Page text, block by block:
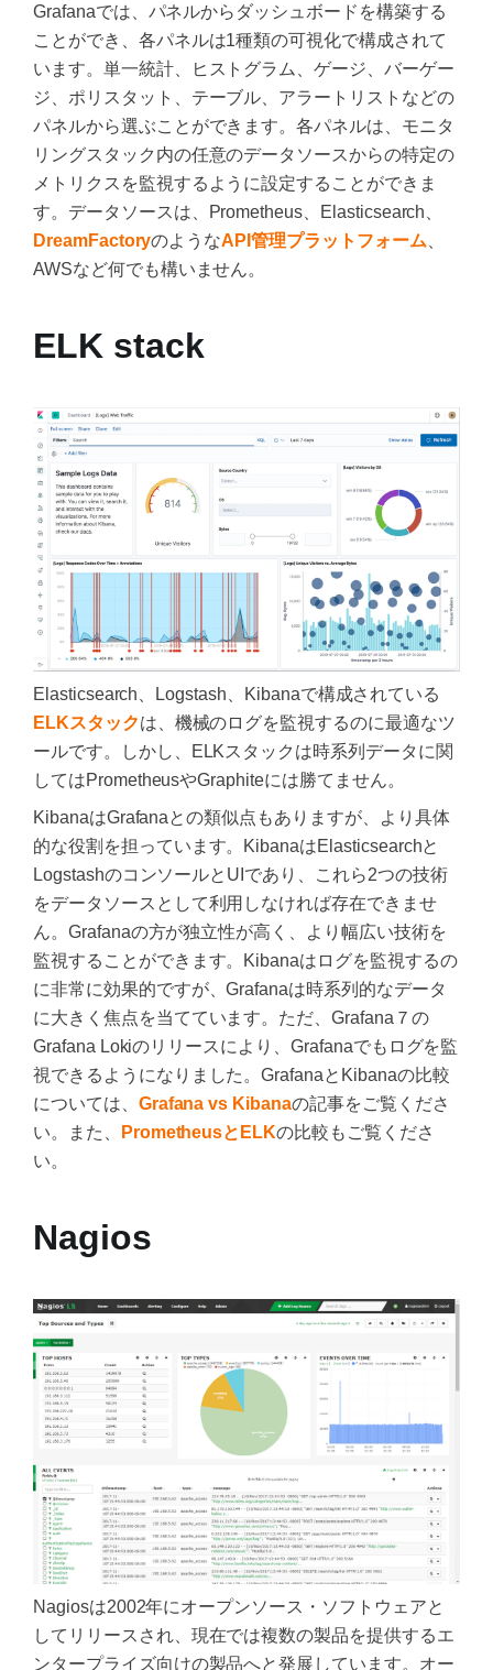
Grafanaでは、パネルからダッシュボードを構築する
ことができ、各パネルは1種類の可視化で構成されて
います。単一統計、ヒストグラム、ゲージ、バーゲー
ジ、ポリスタット、テーブル、アラートリストなどの
パネルから選ぶことができます。各パネルは、モニタ
リングスタック内の任意のデータソースからの特定の
メトリクスを監視するように設定することができま
す。データソースは、Prometheus、Elasticsearch、
DreamFactoryのようなAPI管理プラットフォーム
AWSなど何でも構いません。
ELK stack
Elasticsearch、Logstash、Kibanaで構成されている
ELKスタックは、機械のログを監視するのに最適なツ
ールです。しかし、ELKスタックは時系列データに関
してはPrometheusやGraphiteには勝てません。
KibanaはGrafanaとの類似点もありますが、より具体
的な役割を担っています。KibanaはElasticsearchと
LogstashのコンソールとUIであり、これら2つの技術
をデータソースとして利用しなければ存在できませ
ん。Grafanaの方が独立性が高く、より幅広い技術を
監視することができます。Kibanaはログを監視するの
に非常に効果的ですが、Grafanaは時系列的なデータ
に大きく焦点を当てています。ただ、Grafana７の
Grafana Lokiのリリースにより、Grafanaでもログを監
視できるようになりました。GrafanaとKibanaの比較
については、 Grafana vs Kibanaの記事をご覧くださ
い。また、
PrometheusとELKの比較もご覧くださ
い。
Nagios
Nagiosは2002年にオープンソース・ソフトウェアと
してリリースされ、現在では複数の製品を提供するエ
ンタープライズ向けの製品へと発展しています。オー